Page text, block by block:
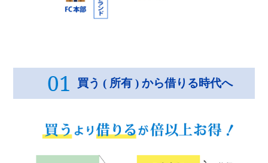
01 買う ( 所有 ) から借りる時代へ